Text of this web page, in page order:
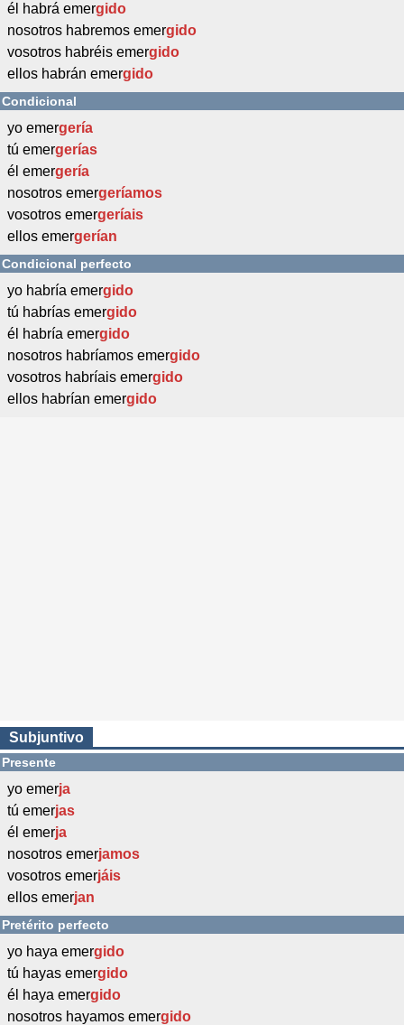
él habrá emergido
nosotros habremos emergido
vosotros habréis emergido
ellos habrán emergido
Condicional
yo emergería
tú emergerías
él emergería
nosotros emergeríamos
vosotros emergeríais
ellos emergerían
Condicional perfecto
yo habría emergido
tú habrías emergido
él habría emergido
nosotros habríamos emergido
vosotros habríais emergido
ellos habrían emergido
Subjuntivo
Presente
yo emerja
tú emerjas
él emerja
nosotros emerjamos
vosotros emerjáis
ellos emerjan
Pretérito perfecto
yo haya emergido
tú hayas emergido
él haya emergido
nosotros hayamos emergido